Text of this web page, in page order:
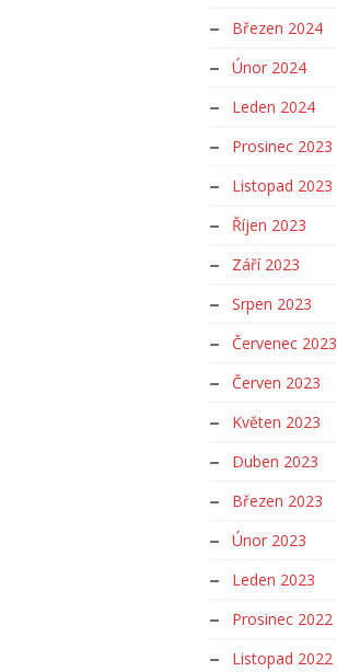
Březen 2024
Únor 2024
Leden 2024
Prosinec 2023
Listopad 2023
Říjen 2023
Září 2023
Srpen 2023
Červenec 2023
Červen 2023
Květen 2023
Duben 2023
Březen 2023
Únor 2023
Leden 2023
Prosinec 2022
Listopad 2022